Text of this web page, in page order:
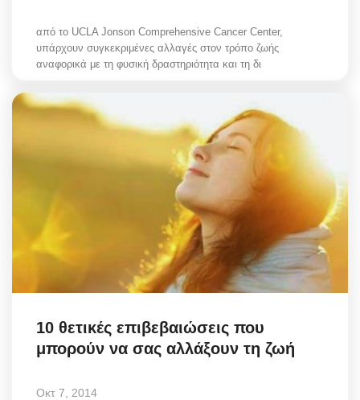
από το UCLA Jonson Comprehensive Cancer Center,
υπάρχουν συγκεκριμένες αλλαγές στον τρόπο ζωής
αναφορικά με τη φυσική δραστηριότητα και τη δι
10 θετικές επιβεβαιώσεις που
μπορούν να σας αλλάξουν τη ζωή
Οκτ 7, 2014